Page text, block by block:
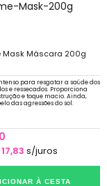
Mask Máscara 200g
para resgatar a saúde dos
e ressecados. Proporciona
e toque macio. Ainda,
das agressões do sol.
s/juros
À CESTA